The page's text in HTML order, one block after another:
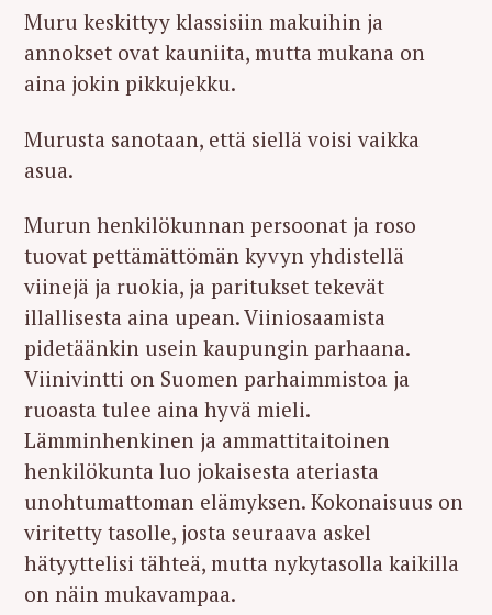
Muru keskittyy klassisiin makuihin ja
annokset ovat kauniita, mutta mukana on
aina jokin pikkujekku.
Murusta sanotaan, että siellä voisi vaikka
asua.
Murun henkilökunnan persoonat ja roso
tuovat pettämättömän kyvyn yhdistellä
viinejä ja ruokia, ja paritukset tekevät
illallisesta aina upean. Viiniosaamista
pidetäänkin usein kaupungin parhaana.
Viinivintti on Suomen parhaimmistoa ja
ruoasta tulee aina hyvä mieli.
Lämminhenkinen ja ammattitaitoinen
henkilökunta luo jokaisesta ateriasta
unohtumattoman elämyksen. Kokonaisuus on
viritetty tasolle, josta seuraava askel
hätyyttelisi tähteä, mutta nykytasolla kaikilla
on näin mukavampaa.